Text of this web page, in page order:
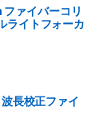
ァイバーコリ
ライトフォーカ
長校正ファイ